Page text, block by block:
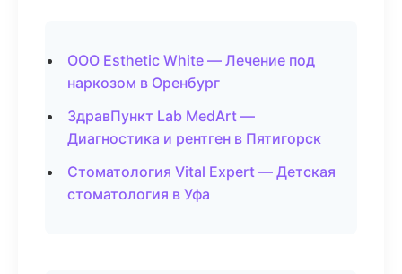
ООО Esthetic White — Лечение под
наркозом в Оренбург
ЗдравПункт Lab MedArt —
Диагностика и рентген в Пятигорск
Стоматология Vital Expert — Детская
стоматология в Уфа